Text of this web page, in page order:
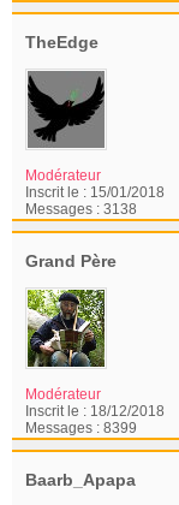
TheEdge
Modérateur
Inscrit le : 15/01/2018
Messages : 3138
Grand Père
Modérateur
Inscrit le : 18/12/2018
Messages : 8399
Baarb_Apapa